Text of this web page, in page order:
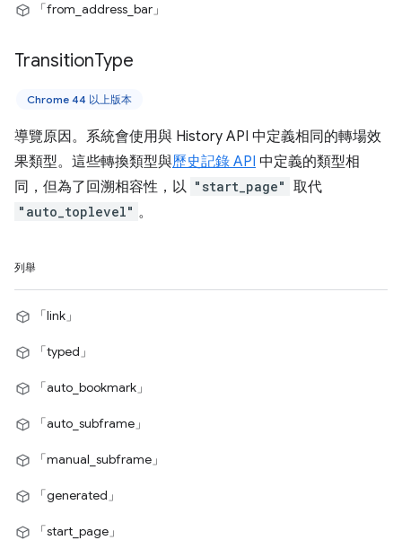
「from_address_bar」
TransitionType
Chrome 44 以上版本
導覽原因。系統會使用與 History API 中定義相同的轉場效
果類型。這些轉換類型與歷史記錄 API 中定義的類型相
同，但為了回溯相容性，以 "start_page" 取代
"auto_toplevel" 。
列舉
「link」
「typed」
「auto_bookmark」
「auto_subframe」
「manual_subframe」
「generated」
「start_page」